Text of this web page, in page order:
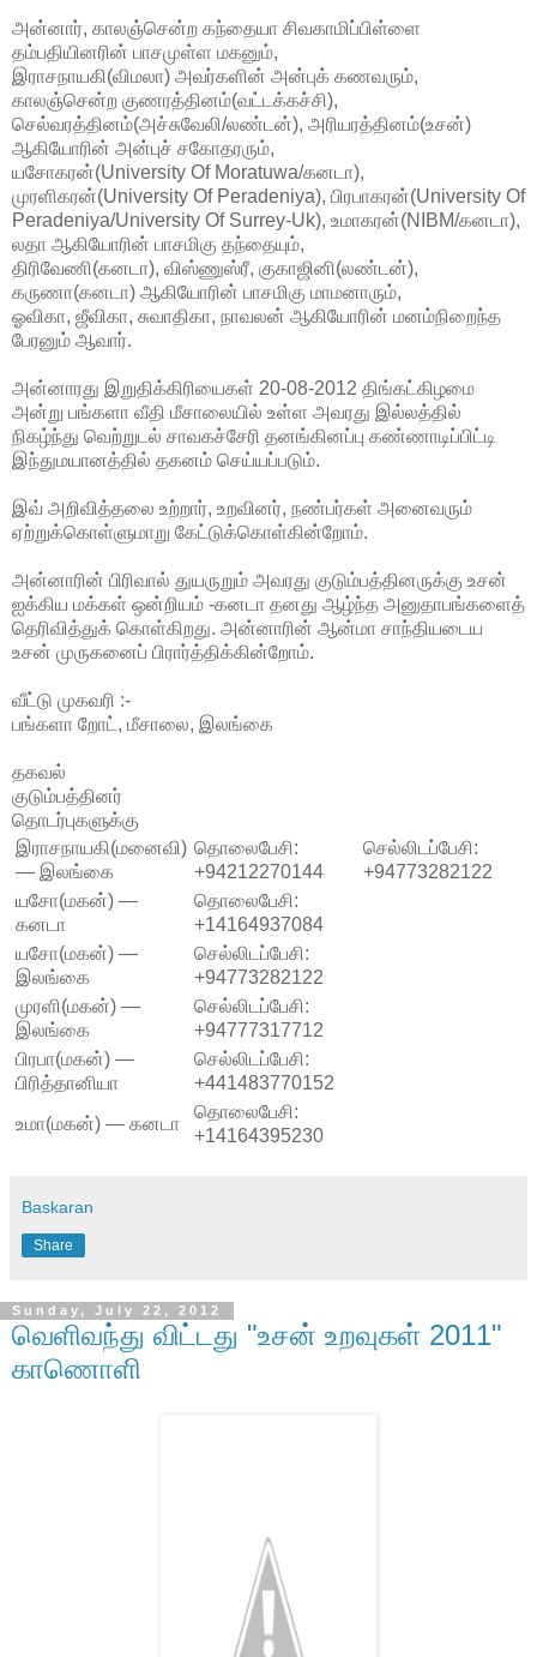
அன்னார், காலஞ்சென்ற கந்தையா சிவகாமிப்பிள்ளை
தம்பதியினரின் பாசமுள்ள மகனும்,
இராசநாயகி(விமலா) அவர்களின் அன்புக் கணவரும்,
காலஞ்சென்ற குணரத்தினம்(வட்டக்கச்சி),
செல்வரத்தினம்(அச்சுவேலி/லண்டன்), அரியரத்தினம்(உசன்)
ஆகியோரின் அன்புச் சகோதரரும்,
யசோகரன்(University Of Moratuwa/கனடா),
முரளிகரன்(University Of Peradeniya), பிரபாகரன்(University Of
Peradeniya/University Of Surrey-Uk), உமாகரன்(NIBM/கனடா),
லதா ஆகியோரின் பாசமிகு தந்தையும்,
திரிவேணி(கனடா), விஸ்ணுஸ்ரீ, குகாஜினி(லண்டன்),
கருணா(கனடா) ஆகியோரின் பாசமிகு மாமனாரும்,
ஓவிகா, ஜீவிகா, சுவாதிகா, நாவலன் ஆகியோரின் மனம்நிறைந்த
பேரனும் ஆவார்.
அன்னாரது இறுதிக்கிரியைகள் 20-08-2012 திங்கட்கிழமை
அன்று பங்களா வீதி மீசாலையில் உள்ள அவரது இல்லத்தில்
நிகழ்ந்து வெற்றுடல் சாவகச்சேரி தனங்கினப்பு கண்ணாடிப்பிட்டி
இந்துமயானத்தில் தகனம் செய்யப்படும்.
இவ் அறிவித்தலை உற்றார், உறவினர், நண்பர்கள் அனைவரும்
ஏற்றுக்கொள்ளுமாறு கேட்டுக்கொள்கின்றோம்.
அன்னாரின் பிரிவால் துயருறும் அவரது குடும்பத்தினருக்கு உசன்
ஐக்கிய மக்கள் ஒன்றியம் -கனடா தனது ஆழ்ந்த அனுதாபங்களைத்
தெரிவித்துக் கொள்கிறது. அன்னாரின் ஆன்மா சாந்தியடைய
உசன் முருகனைப் பிரார்த்திக்கின்றோம்.
வீட்டு முகவரி :-
பங்களா றோட், மீசாலை, இலங்கை
தகவல்
குடும்பத்தினர்
தொடர்புகளுக்கு
இராசநாயகி(மனைவி)
— இலங்கை
தொலைபேசி:
+94212270144
செல்லிடப்பேசி:
+94773282122
யசோ(மகன்) —
கனடா
தொலைபேசி:
+14164937084
யசோ(மகன்) —
இலங்கை
செல்லிடப்பேசி:
+94773282122
முரளி(மகன்) —
இலங்கை
செல்லிடப்பேசி:
+94777317712
பிரபா(மகன்) —
பிரித்தானியா
செல்லிடப்பேசி:
+441483770152
உமா(மகன்) — கனடா
தொலைபேசி:
+14164395230
Baskaran
Share
Sunday, July 22, 2012
வெளிவந்து விட்டது "உசன் உறவுகள் 2011"
காணொளி